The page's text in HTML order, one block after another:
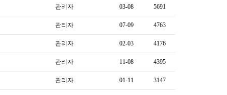
관리자 03-08 5691
관리자 07-09 4763
관리자 02-03 4176
관리자 11-08 4395
관리자 01-11 3147